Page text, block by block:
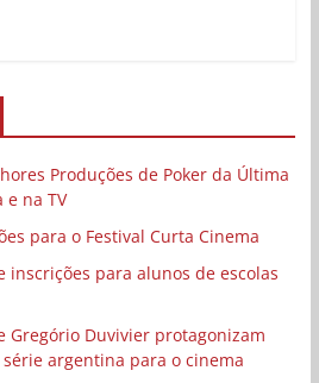
Produções de Poker da Última
e na TV
para o Festival Curta Cinema
inscrições para alunos de escolas
Gregório Duvivier protagonizam
argentina para o cinema